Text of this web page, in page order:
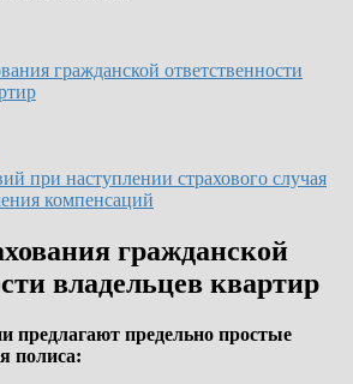
гражданской ответственности
при наступлении страхового случая
компенсаций
гражданской
владельцев квартир
предлагают предельно простые
полиса: